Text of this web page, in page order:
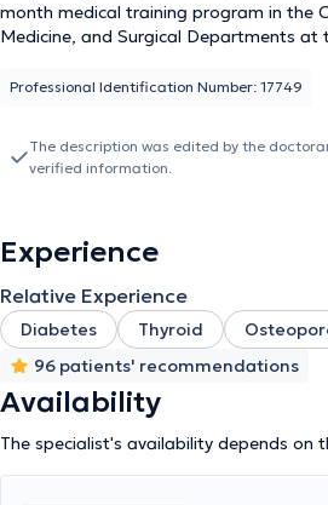
month medical training program in the
Medicine, and Surgical Departments at
service at the Multifunctional Regional
been trained in endocrine aspects of
Hospital "Elena Venizelou." She
Professional Identification Number: 17749
The description was edited by the
verified information.
Experience
Relative Experience
Diabetes Thyroid
96 patients' recommendations
Availability
The specialist's availability depends on